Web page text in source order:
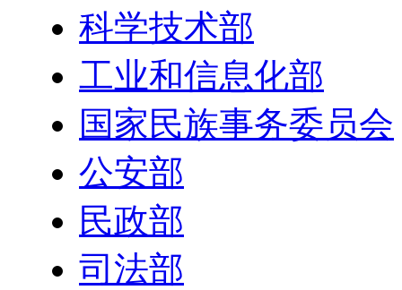
科学技术部
工业和信息化部
国家民族事务委员会
公安部
民政部
司法部